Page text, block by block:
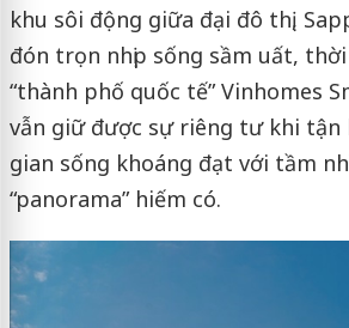
khu sôi động giữa đại đô thị,
đón trọn nhịp sống sầm uất,
“thành phố quốc tế” Vinhomes
vẫn giữ được sự riêng tư khi tận
gian sống khoáng đạt với tầm
“panorama” hiếm có.